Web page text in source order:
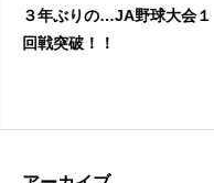
３年ぶりの…JA野球大会１
回戦突破！！